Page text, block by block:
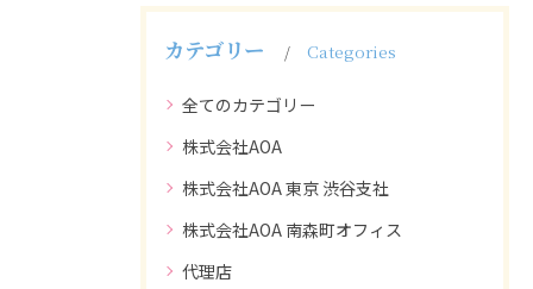
カテゴリー Categories
全てのカテゴリー
株式会社AOA
株式会社AOA 東京 渋谷支社
株式会社AOA 南森町オフィス
代理店